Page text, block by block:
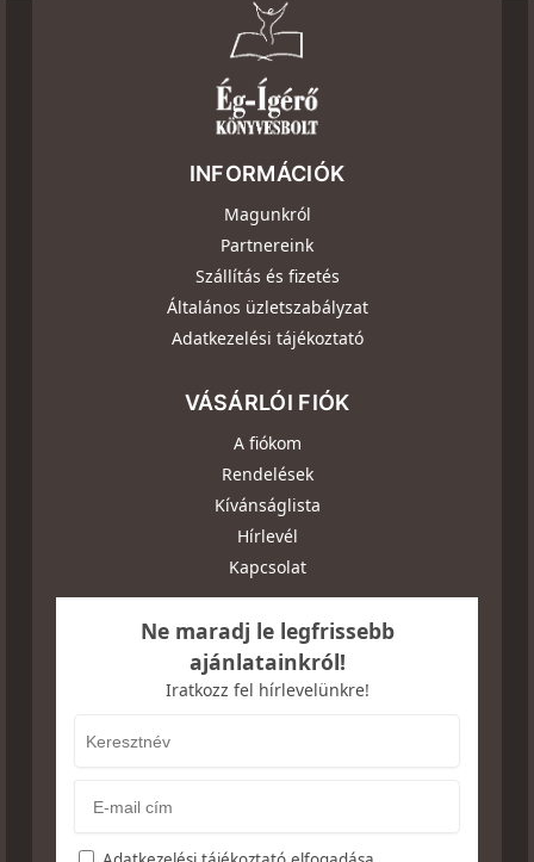
INFORMÁCIÓK
Magunkról
Partnereink
Szállítás és fizetés
Általános üzletszabályzat
Adatkezelési tájékoztató
VÁSÁRLÓI FIÓK
A fiókom
Rendelések
Kívánságlista
Hírlevél
Kapcsolat
Ne maradj le legfrissebb
ajánlatainkról!
Iratkozz fel hírlevelünkre!